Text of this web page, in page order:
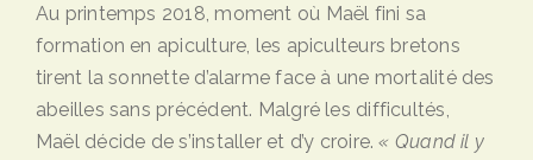
Au printemps 2018, moment où Maël fini sa
formation en apiculture, les apiculteurs bretons
tirent la sonnette d’alarme face à une mortalité des
abeilles sans précédent. Malgré les difficultés,
Maël décide de s’installer et d’y croire.« Quand il y